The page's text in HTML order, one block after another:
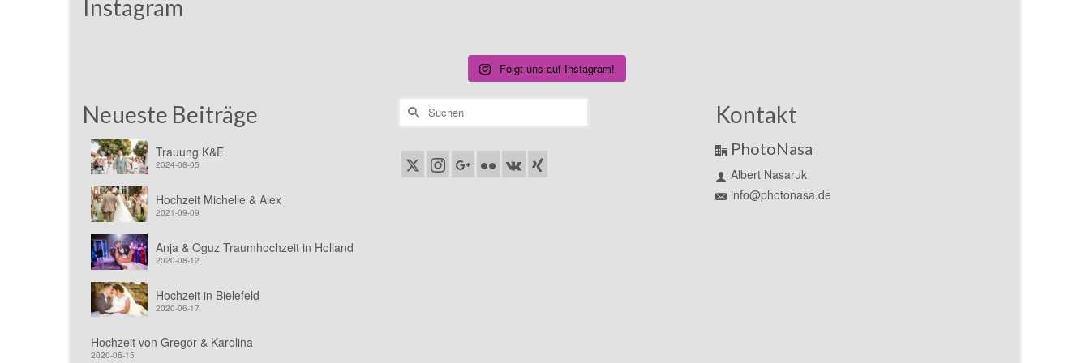
Instagram
Folgt uns auf Instagram!
Neueste Beiträge
Trauung K&E
2024-08-05
Hochzeit Michelle & Alex
2021-09-09
Anja & Oguz Traumhochzeit in Holland
2020-08-12
Hochzeit in Bielefeld
2020-06-17
Hochzeit von Gregor & Karolina
2020-06-15
Suchen
nach:
Kontakt
PhotoNasa
Albert Nasaruk
info@photonasa.de